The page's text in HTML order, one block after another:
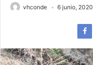
vhconde 6 junio, 2020